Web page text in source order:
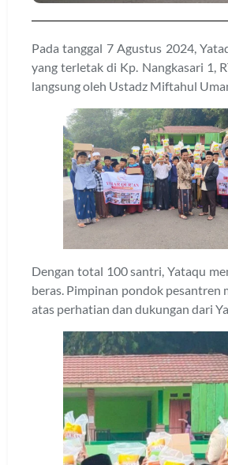
Pada tanggal 7 Agustus 2024,
yang terletak di Kp. Nangkasari 1,
langsung oleh Ustadz Miftahul
Dengan total 100 santri, Yataqu
beras. Pimpinan pondok pesantren
atas perhatian dan dukungan dari